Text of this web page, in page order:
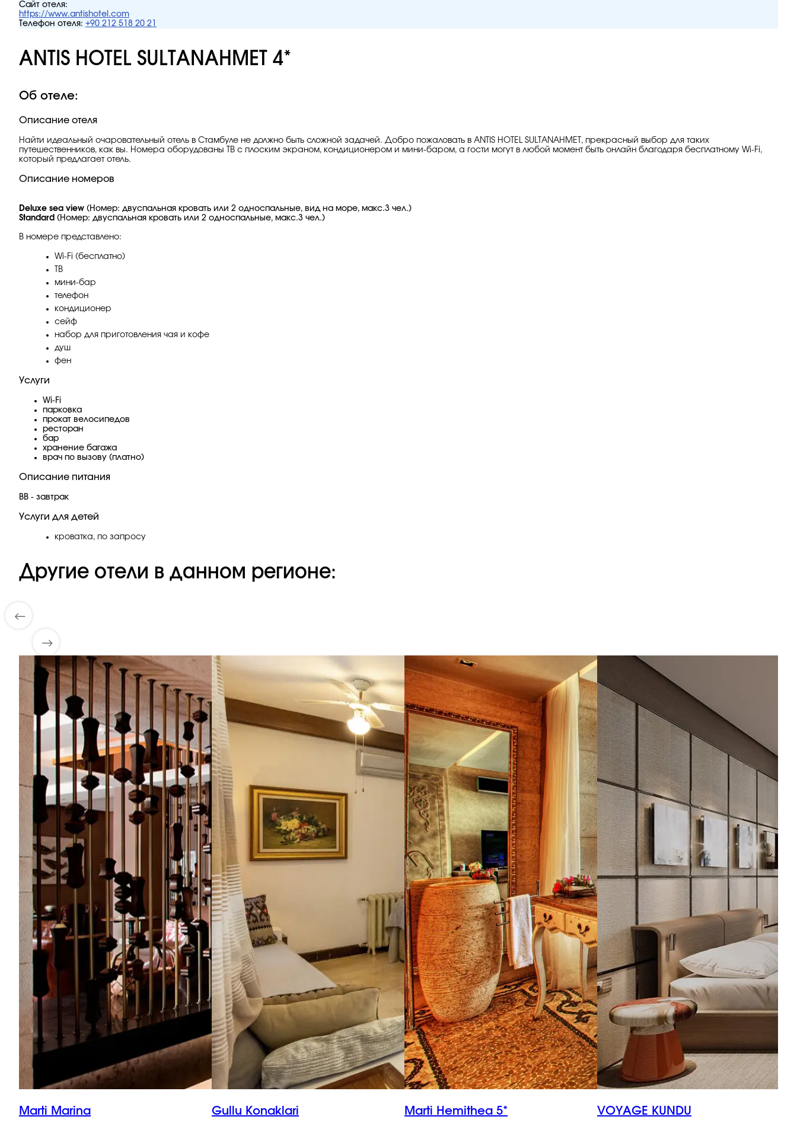
Сайт отеля:
https://www.antishotel.com
Телефон отеля: +90 212 518 20 21
ANTIS HOTEL SULTANAHMET 4*
Об отеле:
Описание отеля
Найти идеальный очаровательный отель в Стамбуле не должно быть сложной задачей. Добро пожаловать в ANTIS HOTEL SULTANAHMET, прекрасный выбор для таких
путешественников, как вы. Номера оборудованы ТВ с плоским экраном, кондиционером и мини-баром, а гости могут в любой момент быть онлайн благодаря бесплатному Wi-Fi,
который предлагает отель.
Описание номеров
Deluxe sea view (Номер: двуспальная кровать или 2 односпальные, вид на море, макс.3 чел.)
Standard (Номер: двуспальная кровать или 2 односпальные, макс.3 чел.)
В номере представлено:
Wi-Fi (бесплатно)
ТВ
мини-бар
телефон
кондиционер
сейф
набор для приготовления чая и кофе
душ
фен
Услуги
Wi-Fi
парковка
прокат велосипедов
ресторан
бар
хранение багажа
врач по вызову (платно)
Описание питания
BB - завтрак
Услуги для детей
кроватка, по запросу
Другие отели в данном регионе:
Marti Marina Gullu Konaklari Marti Hemithea 5* VOYAGE KUNDU